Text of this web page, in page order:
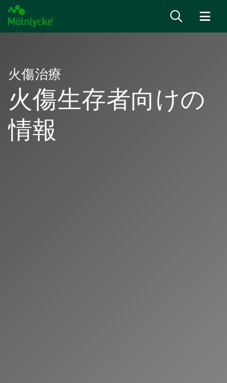
火傷治療
火傷生存者向けの
情報